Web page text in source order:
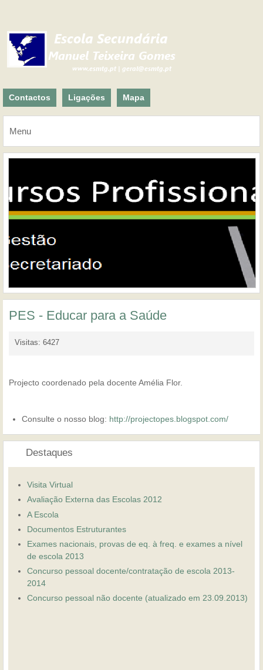
Contactos Ligações Mapa
Menu
PES - Educar para a Saúde
Visitas: 6427
Projecto coordenado pela docente Amélia Flor.
Consulte o nosso blog: http://projectopes.blogspot.com/
Destaques
Visita Virtual
Avaliação Externa das Escolas 2012
A Escola
Documentos Estruturantes
Exames nacionais, provas de eq. à freq. e exames a nível
de escola 2013
Concurso pessoal docente/contratação de escola 2013-
2014
Concurso pessoal não docente (atualizado em 23.09.2013)